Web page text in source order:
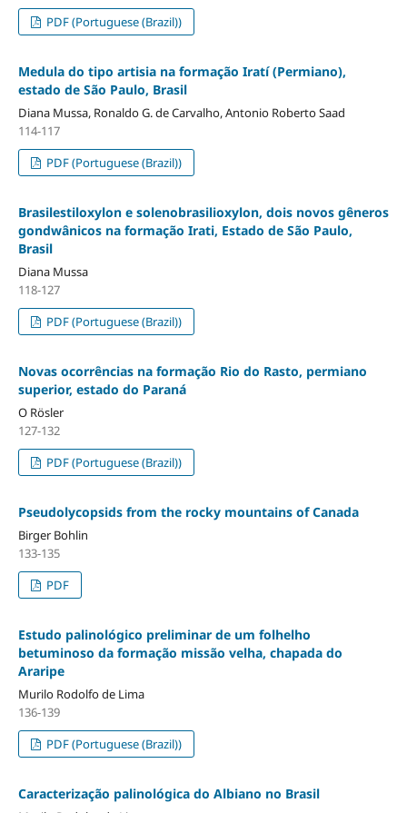
PDF (Portuguese (Brazil))
Medula do tipo artisia na formação Iratí (Permiano),
estado de São Paulo, Brasil
Diana Mussa, Ronaldo G. de Carvalho, Antonio Roberto Saad
114-117
PDF (Portuguese (Brazil))
Brasilestiloxylon e solenobrasilioxylon, dois novos gêneros
gondwânicos na formação Irati, Estado de São Paulo,
Brasil
Diana Mussa
118-127
PDF (Portuguese (Brazil))
Novas ocorrências na formação Rio do Rasto, permiano
superior, estado do Paraná
O Rösler
127-132
PDF (Portuguese (Brazil))
Pseudolycopsids from the rocky mountains of Canada
Birger Bohlin
133-135
PDF
Estudo palinológico preliminar de um folhelho
betuminoso da formação missão velha, chapada do
Araripe
Murilo Rodolfo de Lima
136-139
PDF (Portuguese (Brazil))
Caracterização palinológica do Albiano no Brasil